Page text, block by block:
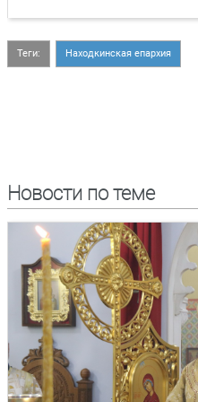
Теги: Находкинская епархия
Новости по теме